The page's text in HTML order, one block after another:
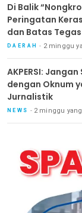
Di Balik
Peringatan
dan Batas
Benowo
DAERAH 2 minggu
AKPERSI:
dengan Oknum
Jurnalistik
NEWS 2 minggu